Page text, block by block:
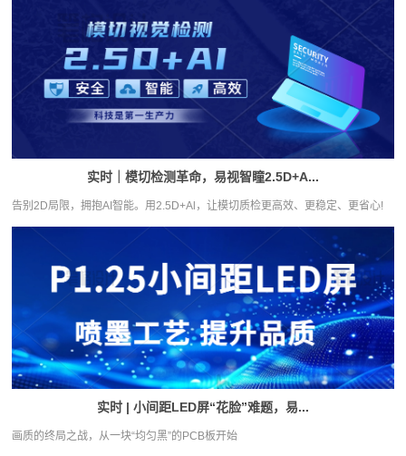
实时｜模切检测革命，易视智瞳2.5D+A...
告别2D局限，拥抱AI智能。用2.5D+Al，让模切质检更高效、更稳定、更省心!
实时 | 小间距LED屏“花脸”难题，易...
画质的终局之战，从一块“均匀黑”的PCB板开始